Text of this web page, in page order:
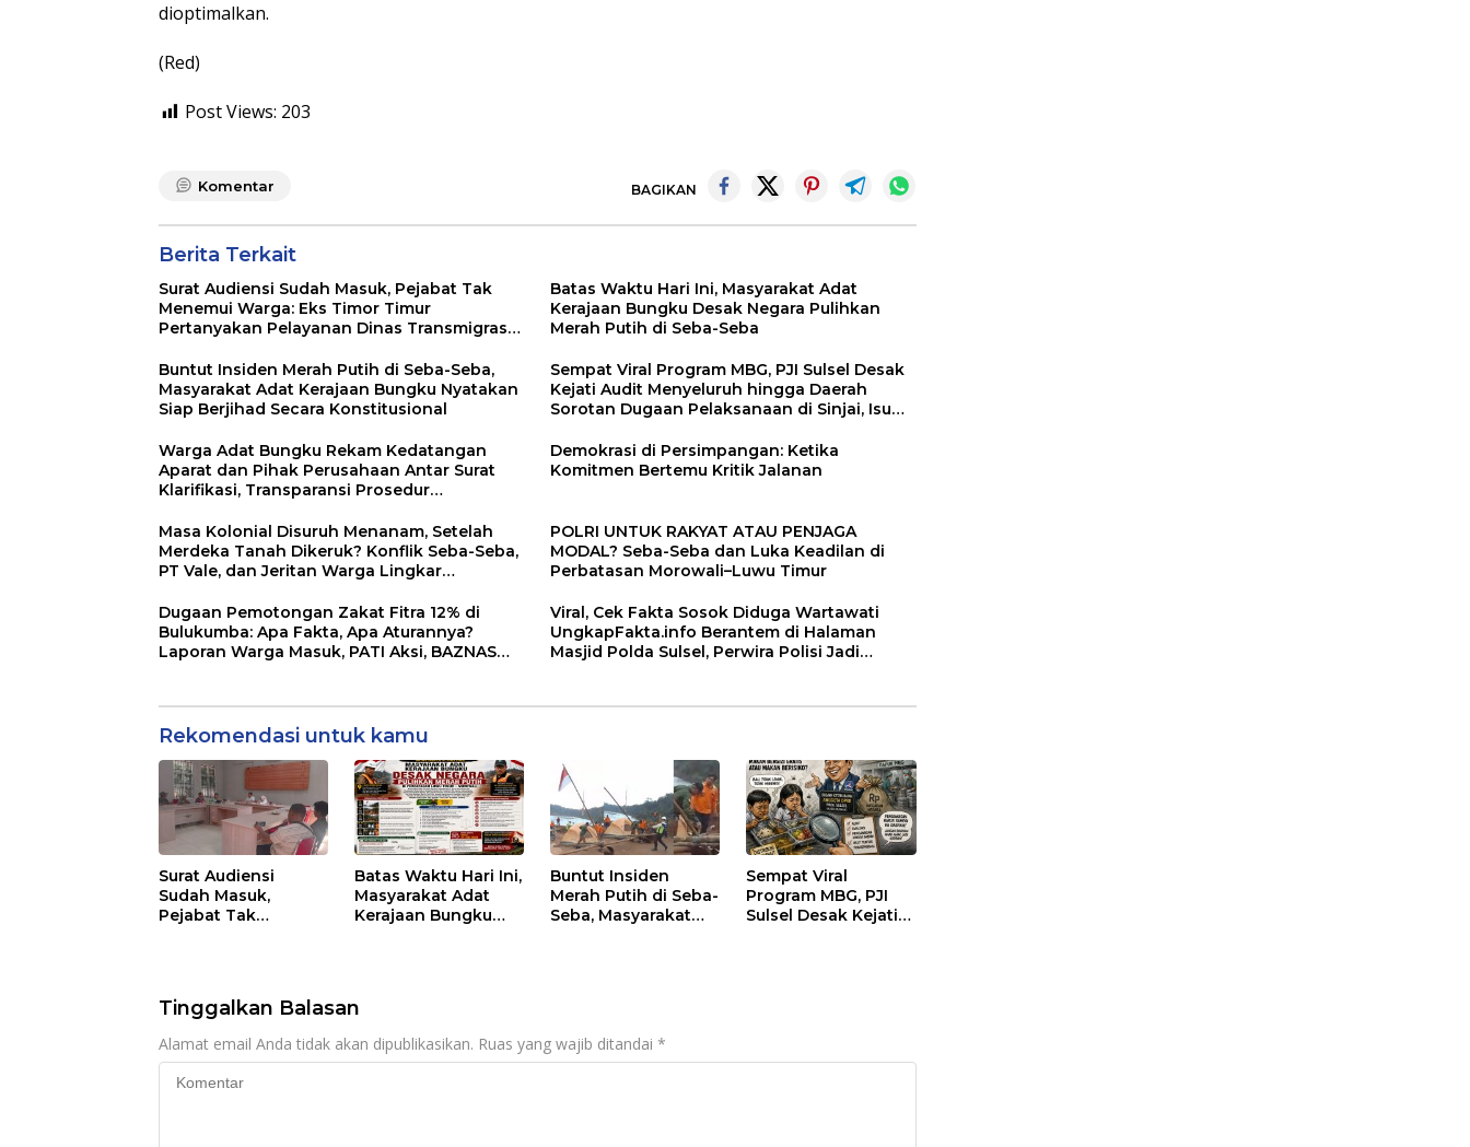
dioptimalkan.
(Red)
Post Views: 203
Komentar BAGIKAN
Berita Terkait
Surat Audiensi Sudah Masuk, Pejabat Tak
Menemui Warga: Eks Timor Timur
Pertanyakan Pelayanan Dinas Transmigrasi
Batas Waktu Hari Ini, Masyarakat Adat
Kerajaan Bungku Desak Negara Pulihkan
Merah Putih di Seba-Seba
Buntut Insiden Merah Putih di Seba-Seba,
Masyarakat Adat Kerajaan Bungku Nyatakan
Siap Berjihad Secara Konstitusional
Sempat Viral Program MBG, PJI Sulsel Desak
Kejati Audit Menyeluruh hingga Daerah
Sorotan Dugaan Pelaksanaan di Sinjai, Isu
Warga Adat Bungku Rekam Kedatangan
Aparat dan Pihak Perusahaan Antar Surat
Klarifikasi, Transparansi Prosedur
Demokrasi di Persimpangan: Ketika
Komitmen Bertemu Kritik Jalanan
Masa Kolonial Disuruh Menanam, Setelah
Merdeka Tanah Dikeruk? Konflik Seba-Seba,
PT Vale, dan Jeritan Warga Lingkar
POLRI UNTUK RAKYAT ATAU PENJAGA
MODAL? Seba-Seba dan Luka Keadilan di
Perbatasan Morowali–Luwu Timur
Dugaan Pemotongan Zakat Fitra 12% di
Bulukumba: Apa Fakta, Apa Aturannya?
Laporan Warga Masuk, PATI Aksi, BAZNAS
Viral, Cek Fakta Sosok Diduga Wartawati
UngkapFakta.info Berantem di Halaman
Masjid Polda Sulsel, Perwira Polisi Jadi
Rekomendasi untuk kamu
Surat Audiensi
Sudah Masuk,
Pejabat Tak
Pelayanan Dinas
Transmigrasi Luwu
Timur
Batas Waktu Hari Ini,
Masyarakat Adat
Kerajaan Bungku
Buntut Insiden
Merah Putih di Seba-
Seba, Masyarakat
Sempat Viral
Program MBG, PJI
Sulsel Desak Kejati
Tinggalkan Balasan
Alamat email Anda tidak akan dipublikasikan. Ruas yang wajib ditandai *